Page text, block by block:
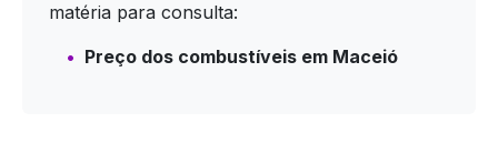
matéria para consulta:
Preço dos combustíveis em Maceió